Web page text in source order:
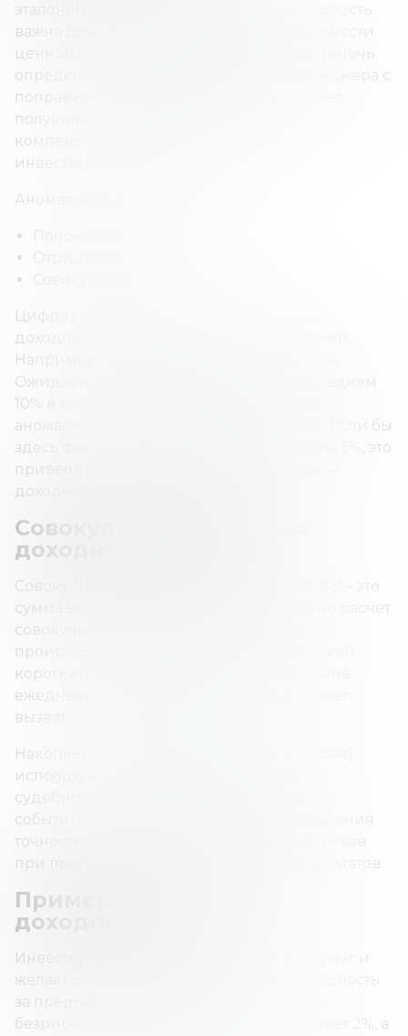
эталонным индексом аномальная доходность
важна для определения производительности
ценной бумаги или портфеля и может помочь
определить навыки портфельного менеджера с
поправкой на риск. Она также показывает,
получили ли инвесторы адекватную
компенсацию за размер принятого
инвестиционного риска.
Аномальная доходность бывает:
Цифра указывает на то, как фактическая
доходность отличается от прогнозируемой.
Например, доход взаимного фонда – 30%.
Ожидается, что он будет приносить в среднем
10% в год и приведет к положительной
аномальной доходности в размере 20%. Если бы
здесь фактическая доходность составила 5%, это
привело бы к отрицательной аномальной
доходности в размере 5%.
Совокупная аномальная
доходность (CAR)
Совокупная аномальная доходность (CAR) – это
сумма всех аномальных доходов. Обычно расчет
совокупной аномальной доходности
происходит всего за несколько дней. Такой
короткий срок говорит о том, что сложение
ежедневных аномальных прибылей может
вызвать искажение результатов.
Накопленная аномальная доходность (CAR)
используется для измерения влияния
судебных исков, выкупа акций и других
событий. Также она полезна для определения
точности моделей ценообразования активов
при прогнозировании ожидаемых результатов.
Пример аномальной
доходности
Инвестор владеет портфелем ценных бумаг и
желает рассчитать его аномальную доходность
за предыдущий год. Предположим, что
безрисковая норма доходности составляет 2%, а